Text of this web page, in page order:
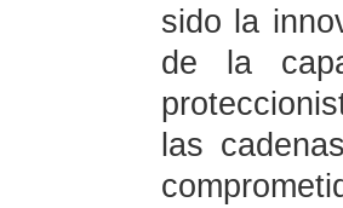
sido la
de la
las